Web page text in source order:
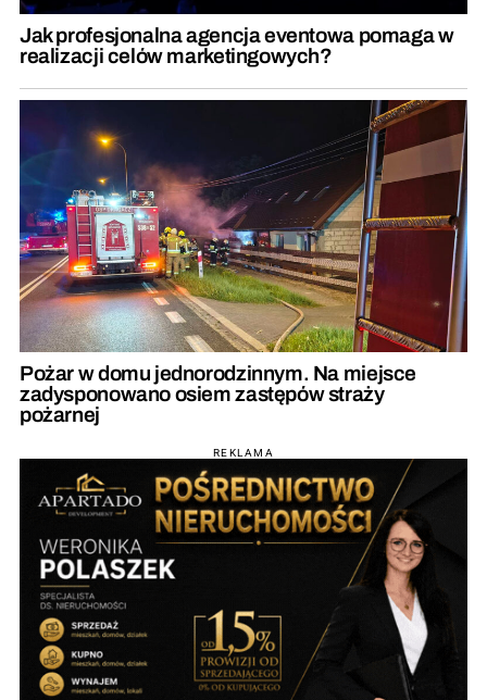
Jak profesjonalna agencja eventowa pomaga w
realizacji celów marketingowych?
Pożar w domu jednorodzinnym. Na miejsce
zadysponowano osiem zastępów straży
pożarnej
REKLAMA